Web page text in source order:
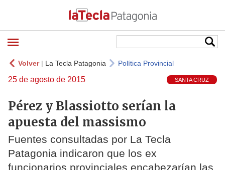
Volver| La Tecla Patagonia Política Provincial
25 de agosto de 2015 SANTA CRUZ
Pérez y Blassiotto serían la
apuesta del massismo
Fuentes consultadas por La Tecla
Patagonia indicaron que los ex
funcionarios provinciales encabezarían las